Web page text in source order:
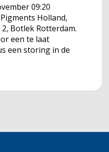
09:20
Holland,
Botlek Rotterdam.
een te laat
een storing in de